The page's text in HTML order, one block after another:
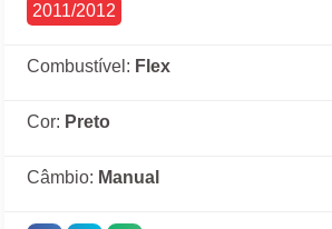
2011/2012
Combustível: Flex
Cor: Preto
Câmbio: Manual